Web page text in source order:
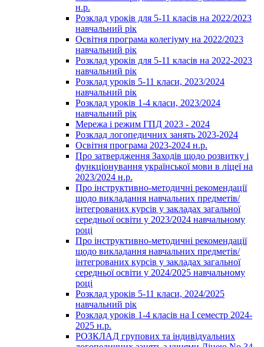
н.р.
Розклад уроків для 5-11 класів на 2022/2023
навчальний рік
Освітня програма колегіуму на 2022/2023
навчальний рік
Розклад уроків для 5-11 класів на 2022-2023
навчальний рік
Розклад уроків 5-11 класи, 2023/2024
навчальний рік
Розклад уроків 1-4 класи, 2023/2024
навчальний рік
Мережа і режим ГПД 2023 - 2024
Розклад логопедичних занять 2023-2024
Освітня програма 2023-2024 н.р.
Про затвердження Заходів щодо розвитку і
функціонування української мови в ліцеї на
2023/2024 н.р.
Про інструктивно-методичні рекомендації
щодо викладання навчальних предметів/
інтегрованих курсів у закладах загальної
середньої освіти у 2023/2024 навчальному
році
Про інструктивно-методичні рекомендації
щодо викладання навчальних предметів/
інтегрованих курсів у закладах загальної
середньої освіти у 2024/2025 навчальному
році
Розклад уроків 5-11 класи, 2024/2025
навчальний рік
Розклад уроків 1-4 класів на І семестр 2024-
2025 н.р.
РОЗКЛАД групових та індивідуальних